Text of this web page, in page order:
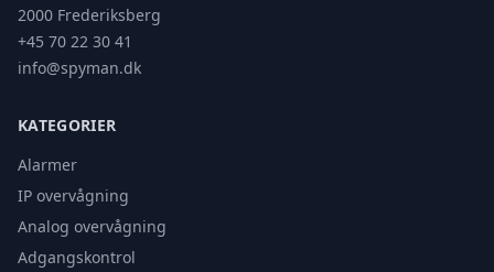
2000 Frederiksberg
+45 70 22 30 41
info@spyman.dk
KATEGORIER
Alarmer
IP overvågning
Analog overvågning
Adgangskontrol